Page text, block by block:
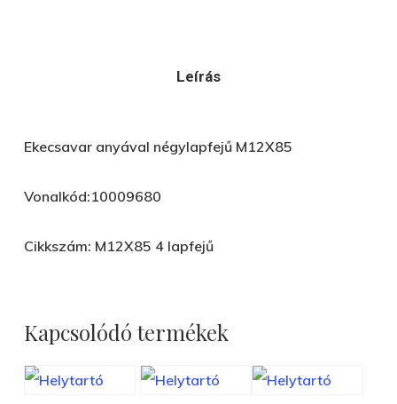
Leírás
Ekecsavar anyával négylapfejű M12X85
Vonalkód:10009680
Cikkszám: M12X85 4 lapfejű
Kapcsolódó termékek